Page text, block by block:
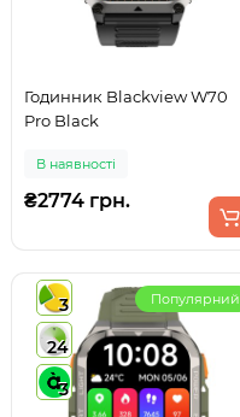
Годинник Blackview W70
Pro Black
В наявності
₴2774 грн.
3
24
3
Популярний